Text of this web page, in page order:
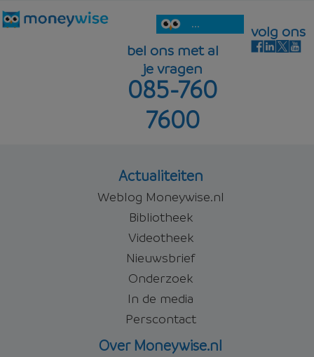
...
bel ons met al
je vragen
085-760
7600
volg ons
Actualiteiten
Weblog Moneywise.nl
Bibliotheek
Videotheek
Nieuwsbrief
Onderzoek
In de media
Perscontact
Over Moneywise.nl